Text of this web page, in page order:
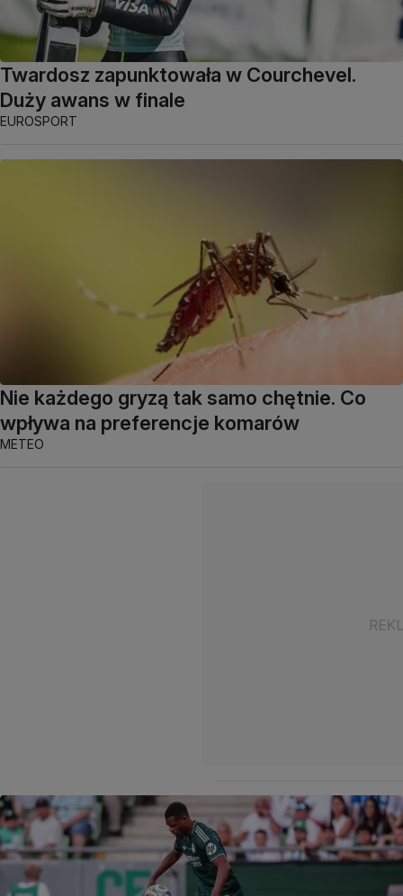
Twardosz zapunktowała w Courchevel.
Duży awans w finale
EUROSPORT
Nie każdego gryzą tak samo chętnie. Co
wpływa na preferencje komarów
METEO